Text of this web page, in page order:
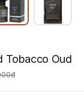
Tobacco Oud